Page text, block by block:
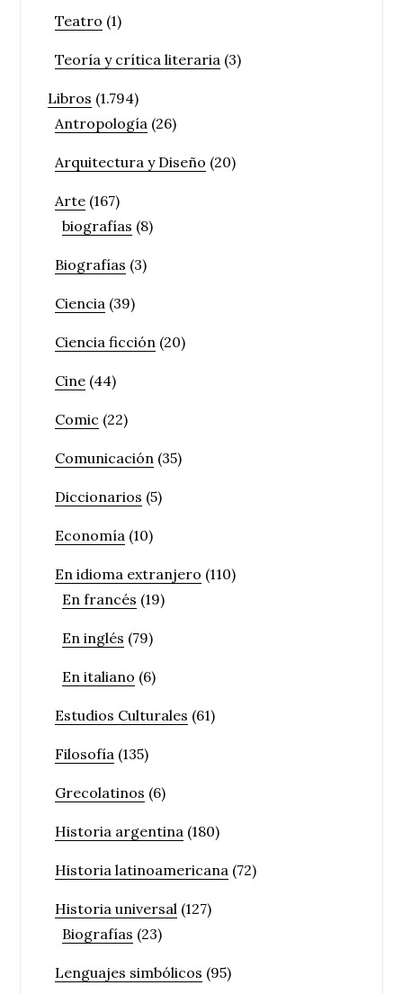
Teatro (1)
Teoría y crítica literaria (3)
Libros (1.794)
Antropología (26)
Arquitectura y Diseño (20)
Arte (167)
biografías (8)
Biografías (3)
Ciencia (39)
Ciencia ficción (20)
Cine (44)
Comic (22)
Comunicación (35)
Diccionarios (5)
Economía (10)
En idioma extranjero (110)
En francés (19)
En inglés (79)
En italiano (6)
Estudios Culturales (61)
Filosofía (135)
Grecolatinos (6)
Historia argentina (180)
Historia latinoamericana (72)
Historia universal (127)
Biografías (23)
Lenguajes simbólicos (95)